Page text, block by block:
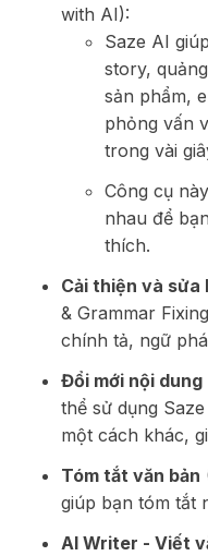
with AI):
Saze AI
story,
sản phẩm,
phỏng vấn
trong vài
Công cụ
nhau để
thích.
Cải thiện và sửa
& Grammar
chính tả, ngữ
Đổi mới nội dung
thể sử dụng
một cách khác,
Tóm tắt văn bản
giúp bạn tóm tắt
AI Writer - Viết